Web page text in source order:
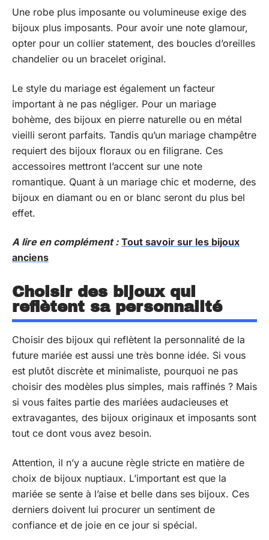
Une robe plus imposante ou volumineuse exige des
bijoux plus imposants. Pour avoir une note glamour,
opter pour un collier statement, des boucles d’oreilles
chandelier ou un bracelet original.
Le style du mariage est également un facteur
important à ne pas négliger. Pour un mariage
bohème, des bijoux en pierre naturelle ou en métal
vieilli seront parfaits. Tandis qu’un mariage champêtre
requiert des bijoux floraux ou en filigrane. Ces
accessoires mettront l’accent sur une note
romantique. Quant à un mariage chic et moderne, des
bijoux en diamant ou en or blanc seront du plus bel
effet.
A lire en complément : Tout savoir sur les bijoux
anciens
Choisir des bijoux qui
reflètent sa personnalité
Choisir des bijoux qui reflètent la personnalité de la
future mariée est aussi une très bonne idée. Si vous
est plutôt discrète et minimaliste, pourquoi ne pas
choisir des modèles plus simples, mais raffinés ? Mais
si vous faites partie des mariées audacieuses et
extravagantes, des bijoux originaux et imposants sont
tout ce dont vous avez besoin.
Attention, il n’y a aucune règle stricte en matière de
choix de bijoux nuptiaux. L’important est que la
mariée se sente à l’aise et belle dans ses bijoux. Ces
derniers doivent lui procurer un sentiment de
confiance et de joie en ce jour si spécial.